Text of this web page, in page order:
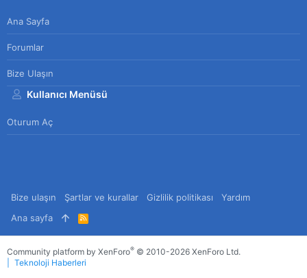
Ana Sayfa
Forumlar
Bize Ulaşın
Kullanıcı Menüsü
Oturum Aç
Bize ulaşın Şartlar ve kurallar Gizlilik politikası
Yardım
Ana sayfa
R
S
S
Community platform by XenForo® © 2010-2026 XenForo Ltd.
Teknoloji Haberleri